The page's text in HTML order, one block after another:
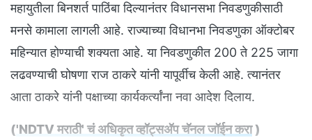
महायुतीला बिनशर्त पाठिंबा दिल्यानंतर विधानसभा निवडणुकीसाठी
मनसे कामाला लागली आहे. राज्याच्या विधानभा निवडणुका ऑक्टोबर
महिन्यात होण्याची शक्यता आहे. या निवडणुकीत 200 ते 225 जागा
लढवण्याची घोषणा राज ठाकरे यांनी यापूर्वीच केली आहे. त्यानंतर
आता ठाकरे यांनी पक्षाच्या कार्यकर्त्यांना नवा आदेश दिलाय.
('NDTV मराठी' चं अधिकृत व्हॉट्सअ‍ॅप चॅनल जॉईन करा)